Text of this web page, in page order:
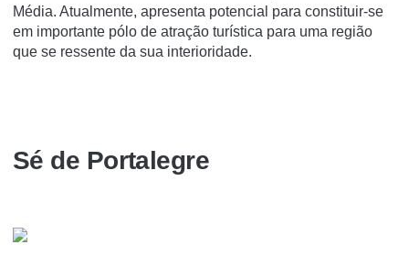
Média. Atualmente, apresenta potencial para constituir-se
em importante pólo de atração turí­stica para uma região
que se ressente da sua interioridade.
Sé de Portalegre